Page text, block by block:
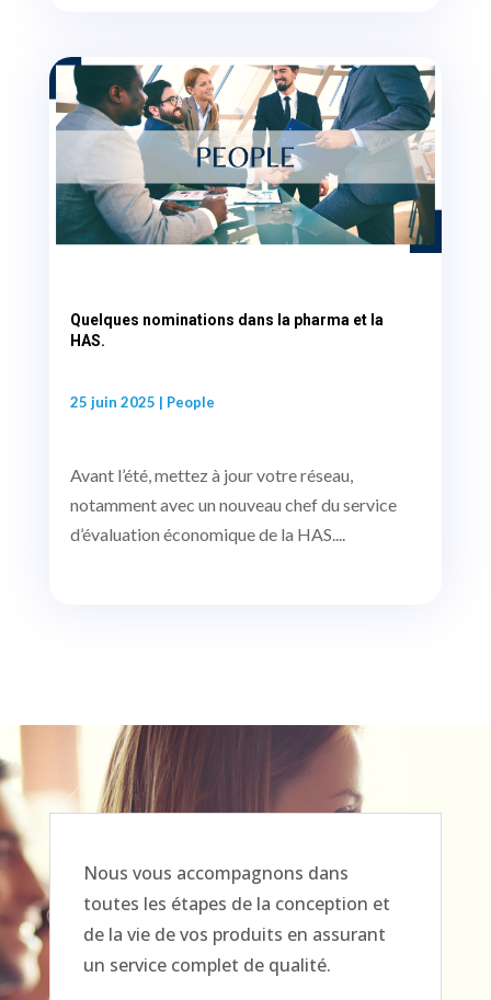
Quelques nominations dans la pharma et la
HAS.
25 juin 2025 | People
Avant l’été, mettez à jour votre réseau,
notamment avec un nouveau chef du service
d’évaluation économique de la HAS....
Nous vous accompagnons dans
toutes les étapes de la conception et
de la vie de vos produits en assurant
un service complet de qualité.